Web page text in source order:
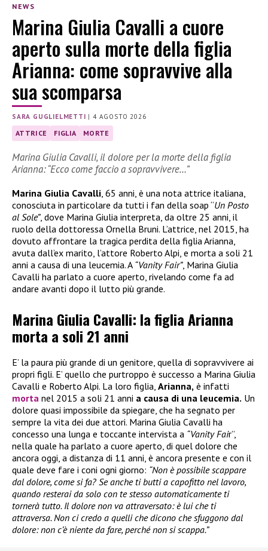
NEWS
Marina Giulia Cavalli a cuore
aperto sulla morte della figlia
Arianna: come sopravvive alla
sua scomparsa
SARA GUGLIELMETTI |4 AGOSTO 2026
ATTRICE FIGLIA MORTE
Marina Giulia Cavalli, il dolore per la morte della figlia
Arianna: “Ecco come faccio a sopravvivere…”
Marina Giulia Cavalli, 65 anni, è una nota attrice italiana,
conosciuta in particolare da tutti i fan della soap “Un Posto
al Sole”, dove Marina Giulia interpreta, da oltre 25 anni, il
ruolo della dottoressa Ornella Bruni. L’attrice, nel 2015, ha
dovuto affrontare la tragica perdita della figlia Arianna,
avuta dall’ex marito, l’attore Roberto Alpi, e morta a soli 21
anni a causa di una leucemia. A “Vanity Fair”, Marina Giulia
Cavalli ha parlato a cuore aperto, rivelando come fa ad
andare avanti dopo il lutto più grande.
Marina Giulia Cavalli: la figlia Arianna
morta a soli 21 anni
E’ la paura più grande di un genitore, quella di sopravvivere ai
propri figli. E’ quello che purtroppo è successo a Marina Giulia
Cavalli e Roberto Alpi. La loro figlia, Arianna, è infatti
morta nel 2015 a soli 21 anni a causa di una leucemia. Un
dolore quasi impossibile da spiegare, che ha segnato per
sempre la vita dei due attori. Marina Giulia Cavalli ha
concesso una lunga e toccante intervista a “Vanity Fair”,
nella quale ha parlato a cuore aperto, di quel dolore che
ancora oggi, a distanza di 11 anni, è ancora presente e con il
quale deve fare i coni ogni giorno: “Non è possibile scappare
dal dolore, come si fa? Se anche ti butti a capofitto nel lavoro,
quando resterai da solo con te stesso automaticamente ti
tornerà tutto. Il dolore non va attraversato: è lui che ti
attraversa. Non ci credo a quelli che dicono che sfuggono dal
dolore: non c’è niente da fare, perché non si scappa.”